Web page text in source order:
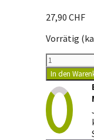
27,90 CHF
Vorrätig
Pegasus®
-
Black
Menge
In den